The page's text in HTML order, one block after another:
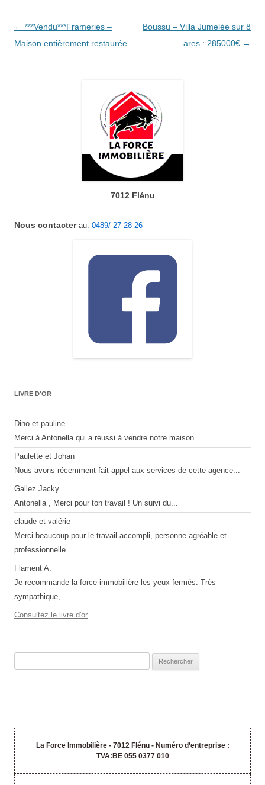
Navigation
des
← ***Vendu***Frameries –
Maison entièrement restaurée
Boussu – Villa Jumelée sur 8
ares : 285000€ →
7012 Flénu
Nous contacterau: 0489/ 27 28 26
LIVRE D'OR
Dino et pauline
Merci à Antonella qui a réussi à vendre notre maison...
Paulette et Johan
Nous avons récemment fait appel aux services de cette agence...
Gallez Jacky
Antonella , Merci pour ton travail ! Un suivi du...
claude et valérie
Merci beaucoup pour le travail accompli, personne agréable et
professionnelle....
Flament A.
Je recommande la force immobilière les yeux fermés. Très
sympathique,...
Consultez le livre d'or
La Force Immobilière - 7012 Flénu - Numéro d’entreprise :
TVA:BE 055 0377 010